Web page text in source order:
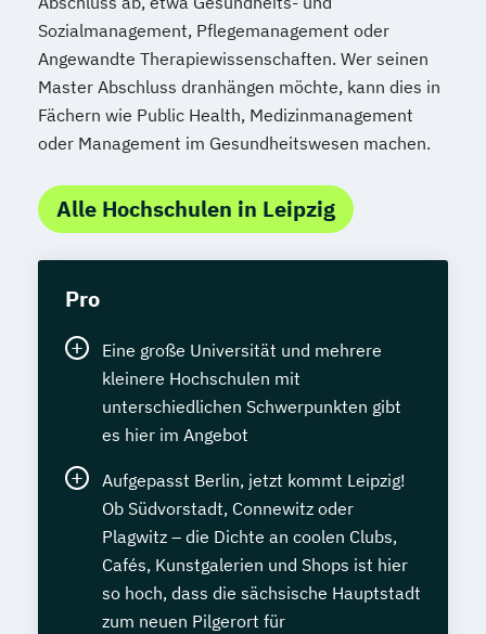
Sozialmanagement, Pflegemanagement oder
Angewandte Therapiewissenschaften. Wer seinen
Master Abschluss dranhängen möchte, kann dies in
Fächern wie Public Health, Medizinmanagement
oder Management im Gesundheitswesen machen.
Alle Hochschulen in Leipzig
Pro
Eine große Universität und mehrere
kleinere Hochschulen mit
unterschiedlichen Schwerpunkten gibt
es hier im Angebot
Aufgepasst Berlin, jetzt kommt Leipzig!
Ob Südvorstadt, Connewitz oder
Plagwitz – die Dichte an coolen Clubs,
Cafés, Kunstgalerien und Shops ist hier
so hoch, dass die sächsische Hauptstadt
zum neuen Pilgerort für